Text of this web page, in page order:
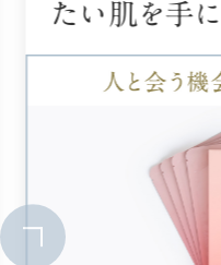
たい肌を手に